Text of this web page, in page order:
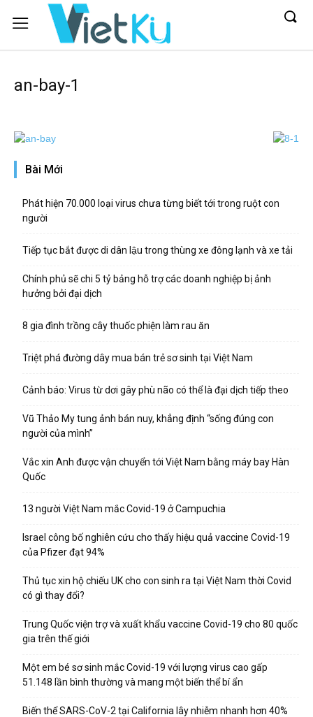
an-bay-1
Bài Mới
Phát hiện 70.000 loại virus chưa từng biết tới trong ruột con
người
Tiếp tục bắt được di dân lậu trong thùng xe đông lạnh và xe tải
Chính phủ sẽ chi 5 tỷ bảng hỗ trợ các doanh nghiệp bị ảnh
hưởng bởi đại dịch
8 gia đình trồng cây thuốc phiện làm rau ăn
Triệt phá đường dây mua bán trẻ sơ sinh tại Việt Nam
Cảnh báo: Virus từ dơi gây phù não có thể là đại dịch tiếp theo
Vũ Thảo My tung ảnh bán nuy, khẳng định “sống đúng con
người của mình”
Vắc xin Anh được vận chuyển tới Việt Nam bằng máy bay Hàn
Quốc
13 người Việt Nam mắc Covid-19 ở Campuchia
Israel công bố nghiên cứu cho thấy hiệu quả vaccine Covid-19
của Pfizer đạt 94%
Thủ tục xin hộ chiếu UK cho con sinh ra tại Việt Nam thời Covid
có gì thay đổi?
Trung Quốc viện trợ và xuất khẩu vaccine Covid-19 cho 80 quốc
gia trên thế giới
Một em bé sơ sinh mắc Covid-19 với lượng virus cao gấp
51.148 lần bình thường và mang một biến thể bí ẩn
Biến thể SARS-CoV-2 tại California lây nhiễm nhanh hơn 40%